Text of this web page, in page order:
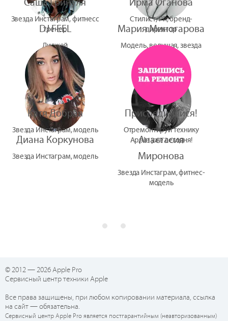
DJ FEEL
Диджей
Мария Миногарова
Модель, ведущая, звезда
Диана Коркунова
Звезда Инстаграм, модель
Анастасия
Миронова
Звезда Инстаграм, фитнес-
модель
Саша Гринуля
Звезда Инстаграм, фитнесс
тренер
Ирма Оганова
Стилист, PR, бренд-
директор
Катя Добрая
Звезда Инстаграм, модель
Присоединяйся!
Отремонтируй технику
Apple уже сегодня!
© 2012 — 2026 Apple Pro
Сервисный центр техники Apple
Все права защищены, при любом копировании материала, ссылка
на сайт — обязательна.
Сервисный центр Apple Pro является постгарантийным (неавторизованным)